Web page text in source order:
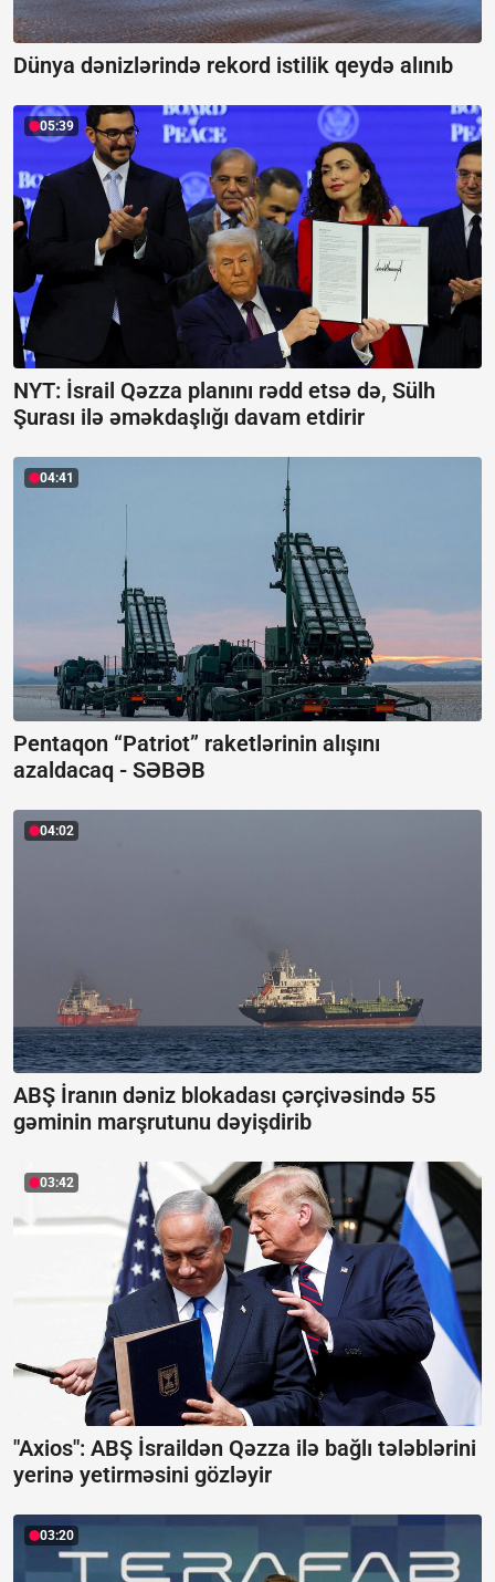
Dünya dənizlərində rekord istilik qeydə alınıb
05:39
NYT: İsrail Qəzza planını rədd etsə də, Sülh
Şurası ilə əməkdaşlığı davam etdirir
04:41
Pentaqon “Patriot” raketlərinin alışını
azaldacaq - SƏBƏB
04:02
ABŞ İranın dəniz blokadası çərçivəsində 55
gəminin marşrutunu dəyişdirib
03:42
"Axios": ABŞ İsraildən Qəzza ilə bağlı tələblərini
yerinə yetirməsini gözləyir
03:20